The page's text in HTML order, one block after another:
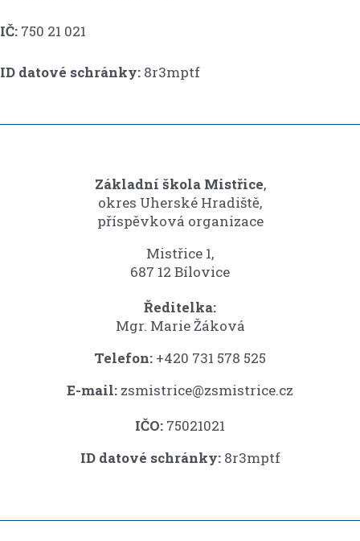
IČ: 750 21 021
ID datové schránky: 8r3mptf
Základní škola Mistřice,
okres Uherské Hradiště,
příspěvková organizace
Mistřice 1,
687 12 Bílovice
Ředitelka:
Mgr. Marie Žáková
Telefon: +420 731 578 525
E-mail: zsmistrice@zsmistrice.cz
IČO: 75021021
ID datové schránky:8r3mptf